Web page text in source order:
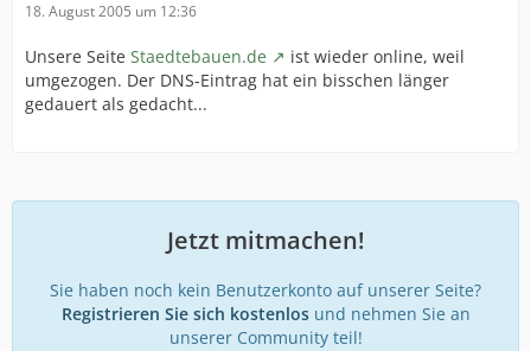
18. August 2005 um 12:36
Unsere Seite Staedtebauen.de
ist wieder online, weil
umgezogen. Der DNS-Eintrag hat ein bisschen länger
gedauert als gedacht...
Jetzt mitmachen!
Sie haben noch kein Benutzerkonto auf unserer Seite?
Registrieren Sie sich kostenlosund nehmen Sie an
unserer Community teil!